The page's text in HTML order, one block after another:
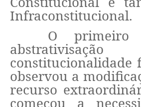
Infraconstitucional.
O
constitucionalidade
observou a
recurso
começou a